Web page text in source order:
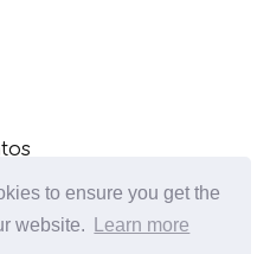
to ensure you get the
website.
Learn more